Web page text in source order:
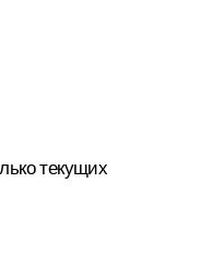
текущих